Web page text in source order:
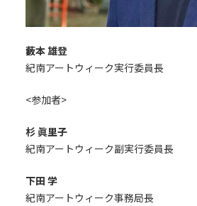
藪本 雄登
紀南アートウィーク実行委員長
<参加者>
杉 眞里子
紀南アートウィーク副実行委員長
下田 学
紀南アートウィーク事務局長